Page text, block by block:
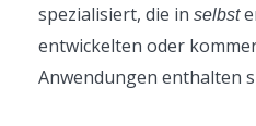
spezialisiert, die in selbst
entwickelten oder
Anwendungen enthalten